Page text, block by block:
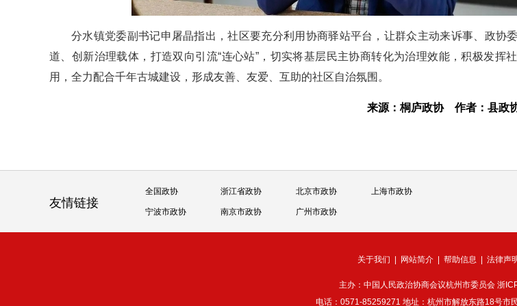
分水镇党委副书记申屠晶指出，社区要充分利用协商驿站平台，让群众主动来诉事、政协
道、创新治理载体，打造双向引流“连心站”，切实将基层民主协商转化为治理效能，积极发挥
用，全力配合千年古城建设，形成友善、友爱、互助的社区自治氛围。
来源：桐庐政协 作者：县政
友情链接
全国政协 浙江省政协 北京市政协 上海市政协
宁波市政协 南京市政协 广州市政协
关于我们 网站简介 帮助信息 法律声
主办：中国人民政治协商会议杭州市委员会 浙
电话：0571-85259271 地址：杭州市解放东路18号市